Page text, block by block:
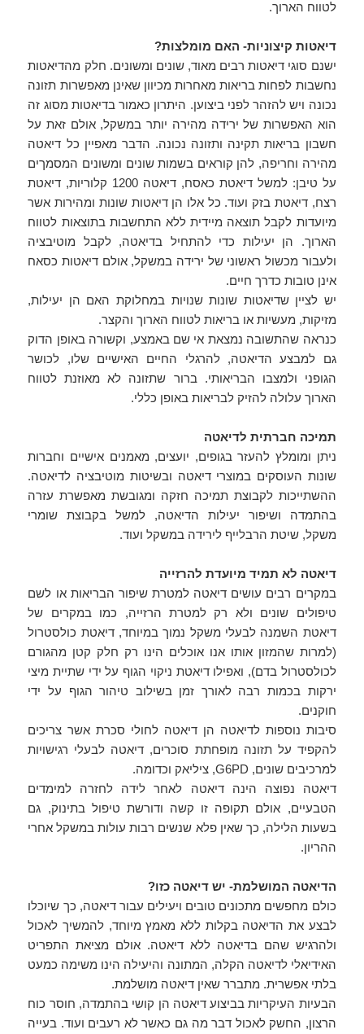
לטווח הארוך.
דיאטות קיצוניות- האם מומלצות?
ישנם סוגי דיאטות רבים מאוד, שונים ומשונים. חלק מהדיאטות
נחשבות לפחות בריאות מאחרות מכיוון שאינן מאפשרות תזונה
נכונה ויש להזהר לפני ביצוען. היתרון כאמור בדיאטות מסוג זה
הוא האפשרות של ירידה מהירה יותר במשקל, אולם זאת על
חשבון בריאות תקינה ותזונה נכונה. הדבר מאפיין כל דיאטה
מהירה וחריפה, להן קוראים בשמות שונים ומשונים המסמךים
על טיבן: למשל דיאטת כאסח, דיאטה 1200 קלוריות, דיאטת
רצח, דיאטת בזק ועוד. כל אלו הן דיאטות שונות ומהירות אשר
מיועדות לקבל תוצאה מיידית ללא התחשבות בתוצאות לטווח
הארוך. הן יעילות כדי להתחיל בדיאטה, לקבל מוטיבציה
ולעבור מכשול ראשוני של ירידה במשקל, אולם דיאטות כסאח
אינן טובות כדרך חיים.
יש לציין שדיאטות שונות שנויות במחלוקת האם הן יעילות,
מזיקות, מעשיות או בריאות לטווח הארוך והקצר.
כנראה שהתשובה נמצאת אי שם באמצע, וקשורה באופן הדוק
גם למבצע הדיאטה, להרגלי החיים האישיים שלו, לכושר
הגופני ולמצבו הבריאותי. ברור שתזונה לא מאוזנת לטווח
הארוך עלולה להזיק לבריאות באופן כללי.
תמיכה חברתית לדיאטה
ניתן ומומלץ להעזר בגופים, יועצים, מאמנים אישיים וחברות
שונות העוסקים במוצרי דיאטה ובשיטות מוטיבציה לדיאטה.
ההשתייכות לקבוצת תמיכה חזקה ומגובשת מאפשרת עזרה
בהתמדה ושיפור יעילות הדיאטה, למשל בקבוצת שומרי
משקל, שיטת הרבלייף לירידה במשקל ועוד.
דיאטה לא תמיד מיועדת להרזייה
במקרים רבים עושים דיאטה למטרת שיפור הבריאות או לשם
טיפולים שונים ולא רק למטרת הרזייה, כמו במקרים של
דיאטת השמנה לבעלי משקל נמוך במיוחד, דיאטת כולסטרול
(למרות שהמזון אותו אנו אוכלים הינו רק חלק קטן מהגורם
לכולסטרול בדם), ואפילו דיאטת ניקוי הגוף על ידי שתיית מיצי
ירקות בכמות רבה לאורך זמן בשילוב טיהור הגוף על ידי
חוקנים.
סיבות נוספות לדיאטה הן דיאטה לחולי סכרת אשר צריכים
להקפיד על תזונה מופחתת סוכרים, דיאטה לבעלי רגישויות
למרכיבים שונים, G6PD, ציליאק וכדומה.
דיאטה נפוצה הינה דיאטה לאחר לידה לחזרה למימדים
הטבעיים, אולם תקופה זו קשה ודורשת טיפול בתינוק, גם
בשעות הלילה, כך שאין פלא שנשים רבות עולות במשקל אחרי
ההריון.
הדיאטה המושלמת- יש דיאטה כזו?
כולם מחפשים מתכונים טובים ויעילים עבור דיאטה, כך שיוכלו
לבצע את הדיאטה בקלות ללא מאמץ מיוחד, להמשיך לאכול
ולהרגיש שהם בדיאטה ללא דיאטה. אולם מציאת התפריט
האידיאלי לדיאטה הקלה, המתונה והיעילה הינו משימה כמעט
בלתי אפשרית. מתברר שאין דיאטה מושלמת.
הבעיות העיקריות בביצוע דיאטה הן קושי בהתמדה, חוסר כוח
הרצון, החשק לאכול דבר מה גם כאשר לא רעבים ועוד. בעייה